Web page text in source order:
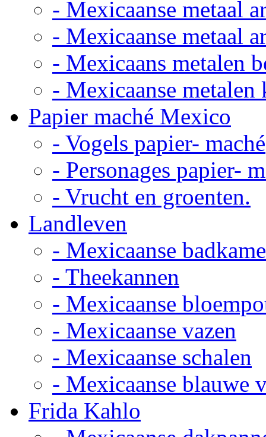
- Mexicaanse metaal
- Mexicaanse metaal
- Mexicaans metalen
- Mexicaanse metalen
Papier maché Mexico
- Vogels papier- maché
- Personages papier-
- Vrucht en groenten.
Landleven
- Mexicaanse
- Theekannen
- Mexicaanse
- Mexicaanse vazen
- Mexicaanse schalen
- Mexicaanse blauwe
Frida Kahlo